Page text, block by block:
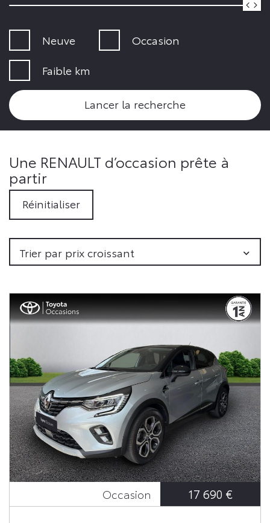
Neuve
Occasion
Faible km
Lancer la recherche
Une RENAULT d’occasion prête à
partir
Réinitialiser
Trier par prix croissant
Occasion 17 690 €